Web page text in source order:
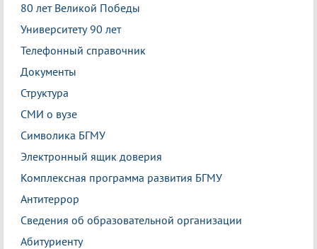
80 лет Великой Победы
Университету 90 лет
Телефонный справочник
Документы
Структура
СМИ о вузе
Символика БГМУ
Электронный ящик доверия
Комплексная программа развития БГМУ
Антитеррор
Сведения об образовательной организации
Абитуриенту